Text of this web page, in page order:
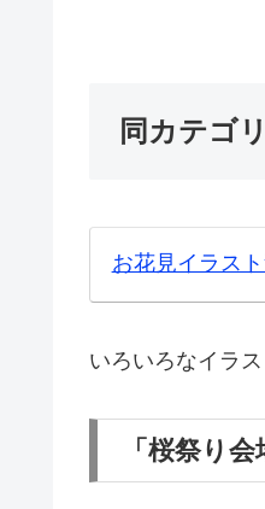
同カテゴ
お花見イラス
いろいろなイラ
「桜祭り